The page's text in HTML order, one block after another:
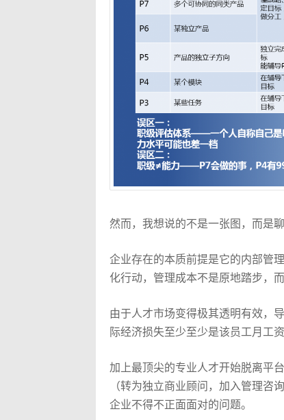
然而，我想说的不是一张图，而
企业存在的本质前提是它的内部管
化行动，管理成本不是原地踏步，
由于人才市场变得极其透明有效，
际经济损失至少至少是该员工月工资
加上最顶尖的专业人才开始脱离平
（转为独立商业顾问，加入管理
企业不得不正面面对的问题。